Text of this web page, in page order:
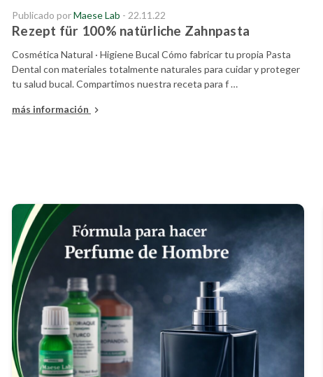
Publicado porMaese Lab - 22.11.22
Rezept für 100% natürliche Zahnpasta
Cosmética Natural · Higiene Bucal Cómo fabricar tu propia Pasta
Dental con materiales totalmente naturales para cuidar y proteger
tu salud bucal. Compartimos nuestra receta para f …
más información